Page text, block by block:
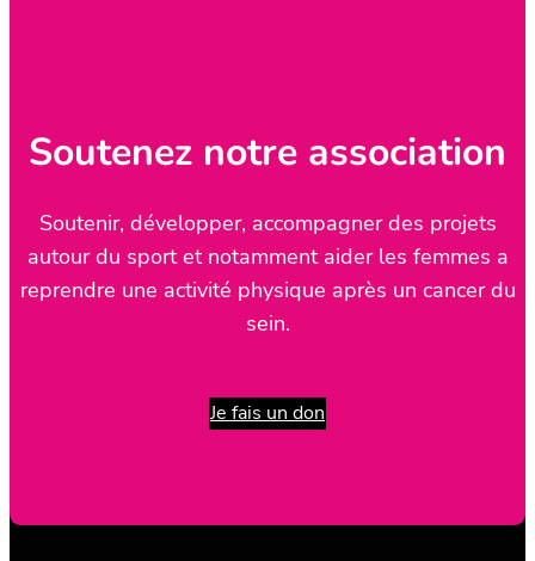
Soutenez notre association
Soutenir, développer, accompagner des projets
autour du sport et notamment aider les femmes a
reprendre une activité physique après un cancer du
sein.
Je fais un don